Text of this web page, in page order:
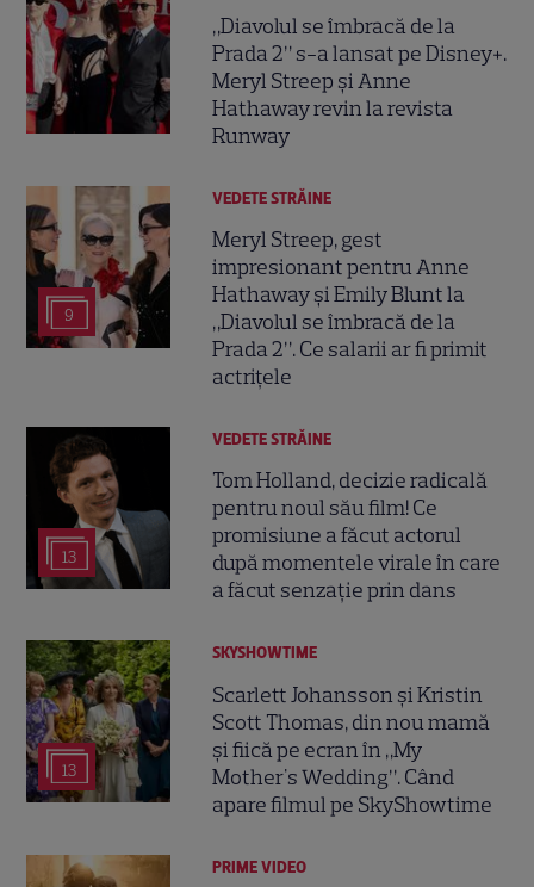
„Diavolul se îmbracă de la
Prada 2” s-a lansat pe Disney+.
Meryl Streep și Anne
Hathaway revin la revista
Runway
9
VEDETE STRĂINE
Meryl Streep, gest
impresionant pentru Anne
Hathaway și Emily Blunt la
„Diavolul se îmbracă de la
Prada 2”. Ce salarii ar fi primit
actrițele
13
VEDETE STRĂINE
Tom Holland, decizie radicală
pentru noul său film! Ce
promisiune a făcut actorul
după momentele virale în care
a făcut senzație prin dans
13
SKYSHOWTIME
Scarlett Johansson și Kristin
Scott Thomas, din nou mamă
și fiică pe ecran în „My
Mother's Wedding”. Când
apare filmul pe SkyShowtime
PRIME VIDEO